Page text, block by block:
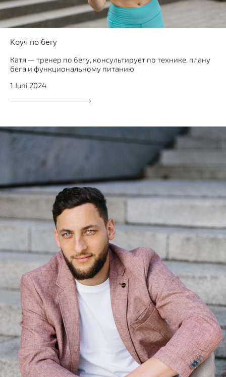
Коуч по бегу
Катя — тренер по бегу, консультирует по технике, плану
бега и функциональному питанию
1 Juni 2024